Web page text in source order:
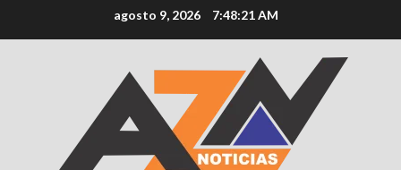
al
agosto 9, 2026 7:48:22 AM